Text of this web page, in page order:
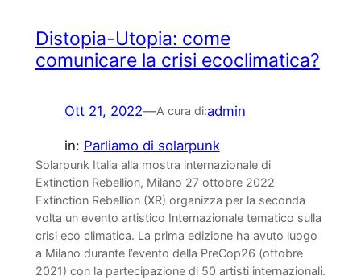
Distopia-Utopia: come
comunicare la crisi ecoclimatica?
Ott 21, 2022—A cura di:admin
in: Parliamo di solarpunk
Solarpunk Italia alla mostra internazionale di
Extinction Rebellion, Milano 27 ottobre 2022
Extinction Rebellion (XR) organizza per la seconda
volta un evento artistico Internazionale tematico sulla
crisi eco climatica. La prima edizione ha avuto luogo
a Milano durante l’evento della PreCop26 (ottobre
2021) con la partecipazione di 50 artisti internazionali.